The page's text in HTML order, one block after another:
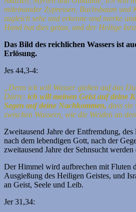
miteinander Zypressen, Buchsbaum und
zugleich sehe und erkenne und merke
Hand hat dies getan, und der Heilige
Das Bild des reichlichen Wassers ist
Erlösung.
Jes 44,3-4:
„Denn ich will Wasser gießen auf das
Dürre: ich will meinen Geist auf deine
Segen auf deine Nachkommen, dass
zwischen Wassern, wie die Weiden an
Zweitausend Jahre der Entfremdung,
nach dem lebendigen Gott, nach der
zweitausend Jahre der Sehnsucht
Der Himmel wird aufbrechen mit Fluten
Ausgießung des Heiligen Geistes, und
an Geist, Seele und Leib.
Jer 31,34: